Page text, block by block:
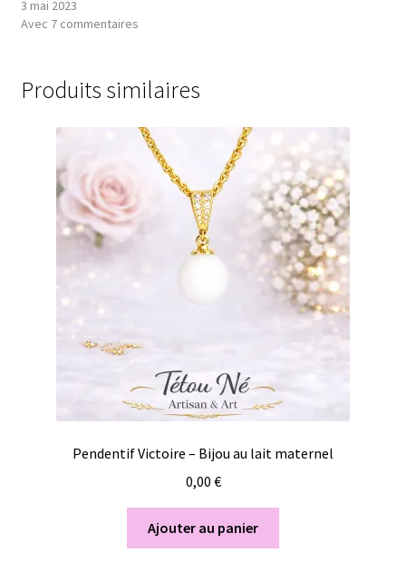
3 mai 2023
Avec 7 commentaires
Produits similaires
Pendentif Victoire – Bijou au lait maternel
0,00 €
Ajouter au panier